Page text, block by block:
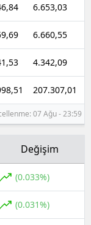
6.653,03
6.660,55
4.342,09
207.307,01
07 Ağu - 23:59
Değişim
(0.033%)
(0.031%)